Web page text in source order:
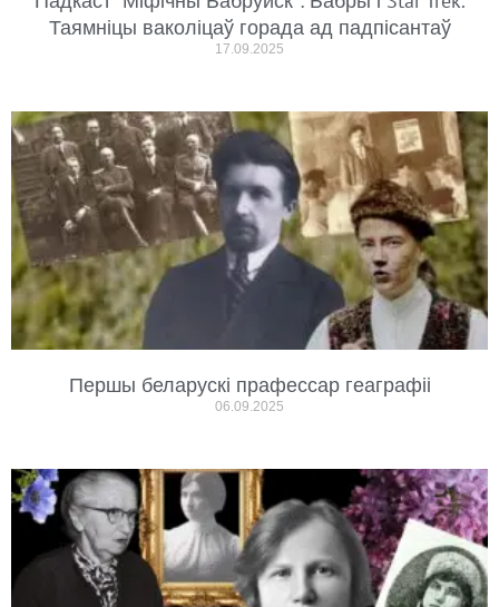
Таямніцы ваколіцаў горада ад падпісантаў
17.09.2025
Першы беларускі прафессар геаграфіі
06.09.2025